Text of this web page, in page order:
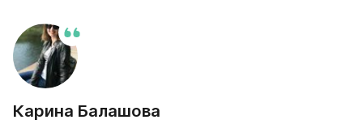
Карина Балашова